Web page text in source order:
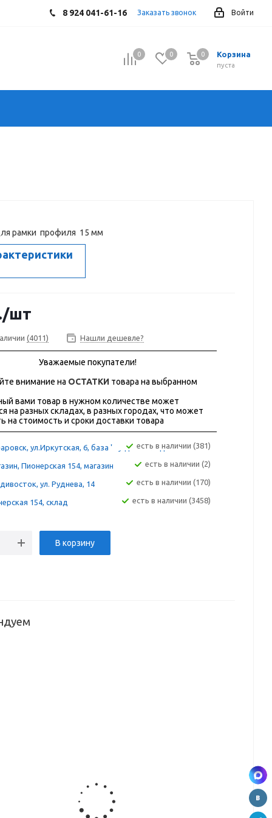
Войти
8 924 041-61-16 Заказать звонок
0 0 Корзина
0
пуста
0
рамки профиля 15 мм
/шт
(4011) Нашли дешевле?
Уважаемые покупатели!
внимание на ОСТАТКИ товара на выбранном
вами товар в нужном количестве может
на разных складах, в разных городах, что может
на стоимость и сроки доставки товара
ул.Иркутская, 6, база "Сугдак" склад 12А
Есть в наличии (381)
Пионерская 154, магазин Есть в наличии (2)
ул. Руднева, 14 Есть в наличии (170)
154, склад Есть в наличии (3458)
В корзину